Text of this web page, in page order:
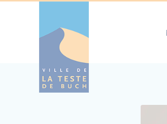
Cookies management panel